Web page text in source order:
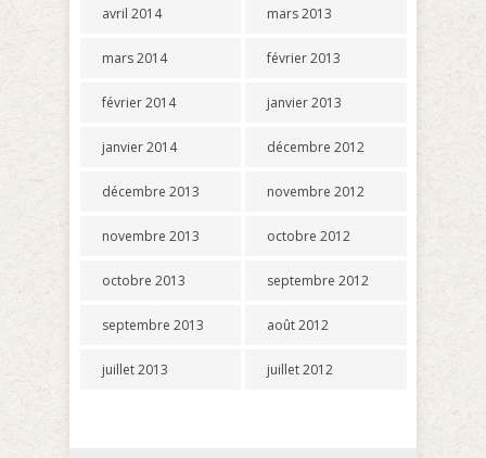
avril 2014
mars 2014
février 2014
janvier 2014
décembre 2013
novembre 2013
octobre 2013
septembre 2013
juillet 2013
mars 2013
février 2013
janvier 2013
décembre 2012
novembre 2012
octobre 2012
septembre 2012
août 2012
juillet 2012